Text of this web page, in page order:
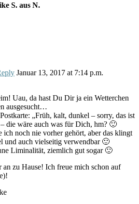
S. aus N.
Januar 13, 2017 at 7:14 p.m.
Uau, da hast Du Dir ja ein Wetterchen
ausgesucht…
„Früh, kalt, dunkel – sorry, das ist
die wäre auch was für Dich, hm? 🙂
ich noch nie vorher gehört, aber das klingt
und auch vielseitig verwendbar 🙂
Liminalität, ziemlich gut sogar 🙂
zu Hause! Ich freue mich schon auf